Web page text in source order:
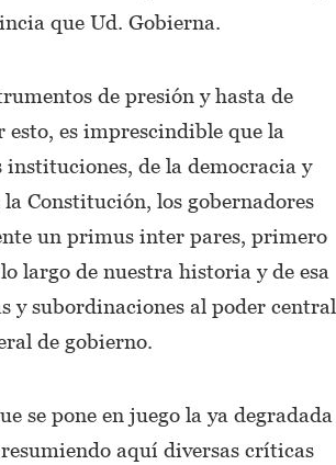
que Ud. Gobierna.
de presión y hasta de
es imprescindible que la
instituciones, de la democracia y
Constitución, los gobernadores
un primus inter pares, primero
largo de nuestra historia y de esa
y subordinaciones al poder central
de gobierno.
se pone en juego la ya degradada
aquí diversas críticas